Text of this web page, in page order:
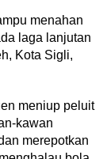
menahan
laga lanjutan
Kota Sigli,
meniup peluit
kawan
merepotkan